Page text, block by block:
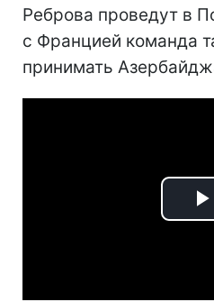
Реброва проведут в
с Францией команда
принимать